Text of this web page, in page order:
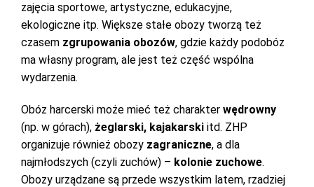
zajęcia sportowe, artystyczne, edukacyjne,
ekologiczne itp. Większe stałe obozy tworzą też
czasem zgrupowania obozów, gdzie każdy podobóz
ma własny program, ale jest też część wspólna
wydarzenia.
Obóz harcerski może mieć też charakter wędrowny
(np. w górach), żeglarski, kajakarski itd. ZHP
organizuje również obozy zagraniczne, a dla
najmłodszych (czyli zuchów) – kolonie zuchowe.
Obozy urządzane są przede wszystkim latem, rzadziej